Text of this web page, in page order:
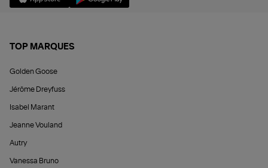
TOP MARQUES
Golden Goose
Jérôme Dreyfuss
Isabel Marant
Jeanne Vouland
Autry
Vanessa Bruno